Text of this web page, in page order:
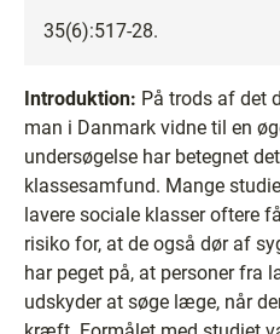
35(6):517-28.
Introduktion: På trods af det
man i Danmark vidne til en
undersøgelse har betegnet
klassesamfund. Mange
lavere sociale klasser oftere
risiko for, at de også dør af
har peget på, at personer fra
udskyder at søge læge, når